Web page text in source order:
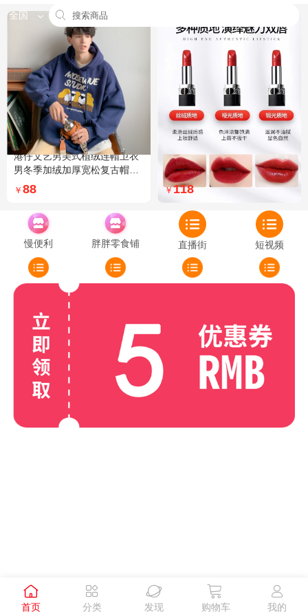
全国
港仔文艺男美式植绒连帽卫衣
男冬季加绒加厚宽松复古帽衫
外套 XXL 加绒 5XL 灰色加绒
￥ 88
Dior迪奥全新烈艳蓝金口红品
牌授权经典藤格纹饰带丝绒质
地999色号传奇红唇哑光 哑光
￥118
慢便利 胖胖零食铺 直播街 短视频

首页

分类

发现

购物车

我的